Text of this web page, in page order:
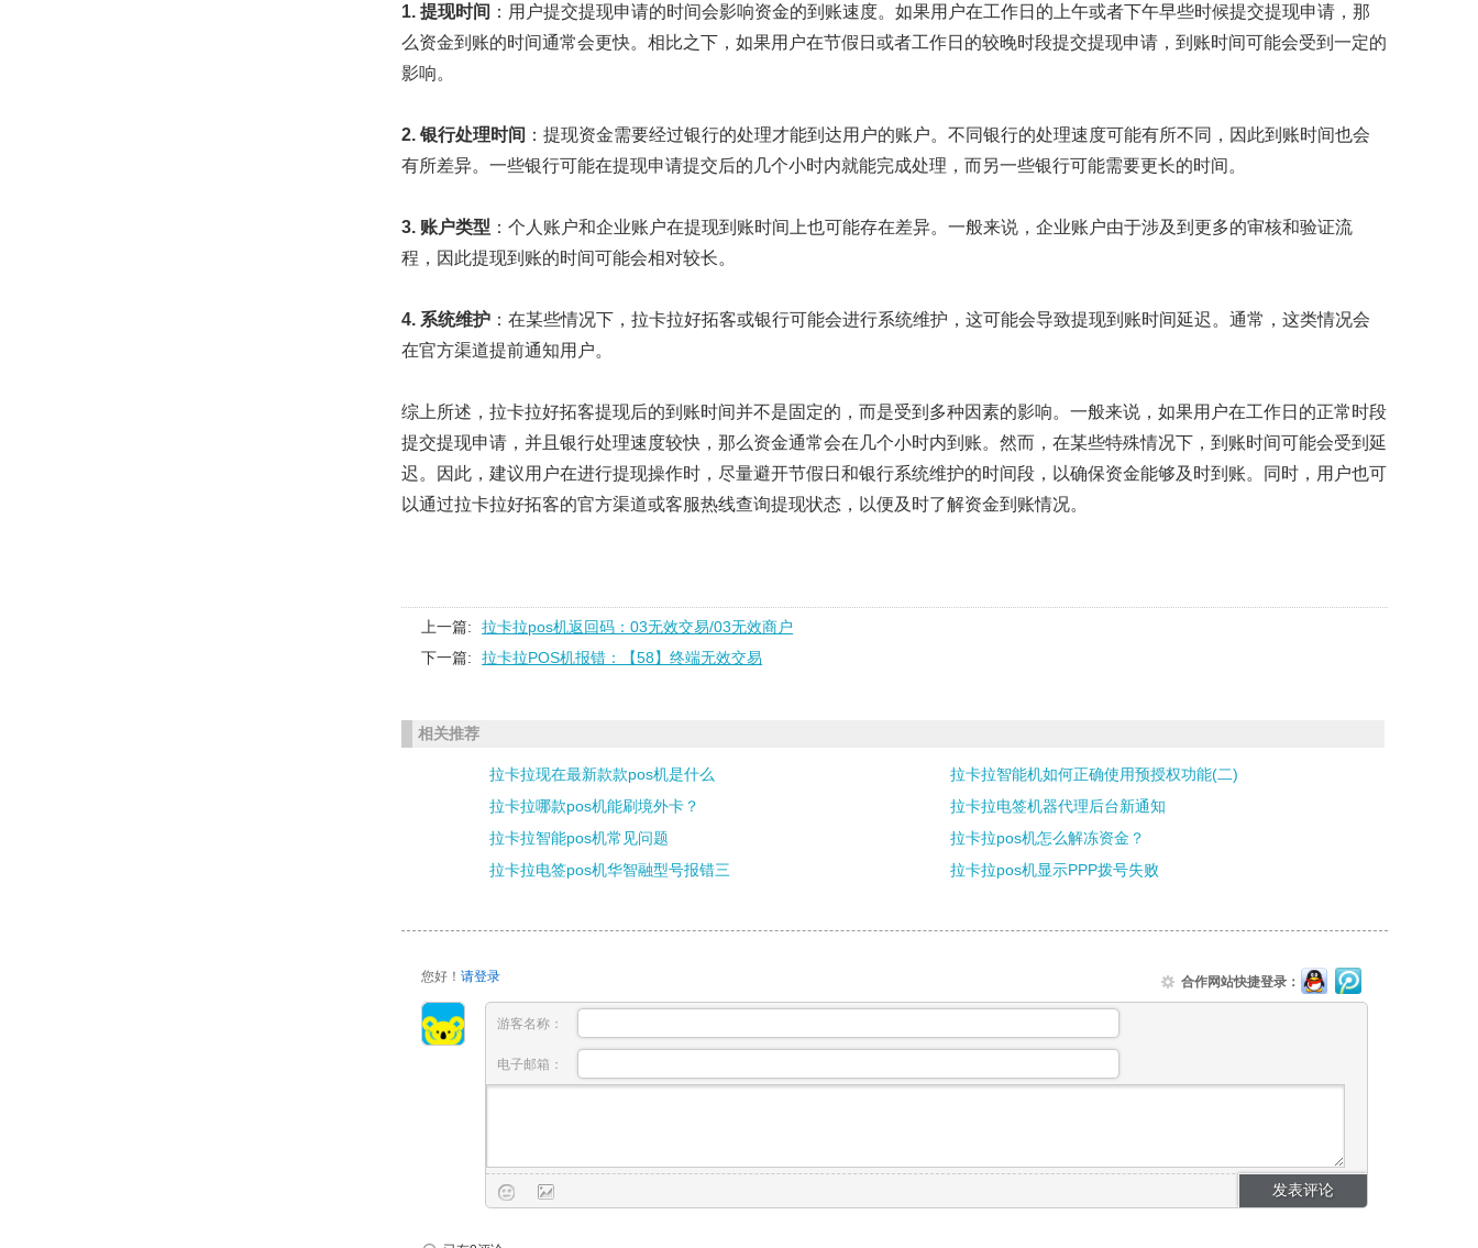
1. 提现时间 ：用户提交提现申请的时间会影响资金的到账速度。如果用户在工作日的上午或者下午早些时候提交提现申请，那
么资金到账的时间通常会更快。相比之下，如果用户在节假日或者工作日的较晚时段提交提现申请，到账时间可能会受到一定的
影响。
2. 银行处理时间 ：提现资金需要经过银行的处理才能到达用户的账户。不同银行的处理速度可能有所不同，因此到账时间也会
有所差异。一些银行可能在提现申请提交后的几个小时内就能完成处理，而另一些银行可能需要更长的时间。
3. 账户类型 ：个人账户和企业账户在提现到账时间上也可能存在差异。一般来说，企业账户由于涉及到更多的审核和验证流
程，因此提现到账的时间可能会相对较长。
4. 系统维护 ：在某些情况下，拉卡拉好拓客或银行可能会进行系统维护，这可能会导致提现到账时间延迟。通常，这类情况会
在官方渠道提前通知用户。
综上所述，拉卡拉好拓客提现后的到账时间并不是固定的，而是受到多种因素的影响。一般来说，如果用户在工作日的正常时段
提交提现申请，并且银行处理速度较快，那么资金通常会在几个小时内到账。然而，在某些特殊情况下，到账时间可能会受到延
迟。因此，建议用户在进行提现操作时，尽量避开节假日和银行系统维护的时间段，以确保资金能够及时到账。同时，用户也可
以通过拉卡拉好拓客的官方渠道或客服热线查询提现状态，以便及时了解资金到账情况。
上一篇:
拉卡拉pos机返回码：03无效交易/03无效商户
下一篇:
拉卡拉POS机报错：【58】终端无效交易
相关推荐
拉卡拉现在最新款款pos机是什么
拉卡拉智能机如何正确使用预授权功能(二)
拉卡拉哪款pos机能刷境外卡？
拉卡拉电签机器代理后台新通知
拉卡拉智能pos机常见问题
拉卡拉pos机怎么解冻资金？
拉卡拉电签pos机华智融型号报错三
拉卡拉pos机显示PPP拨号失败
您好！请登录 合作网站快捷登录：
游客名称：
电子邮箱：